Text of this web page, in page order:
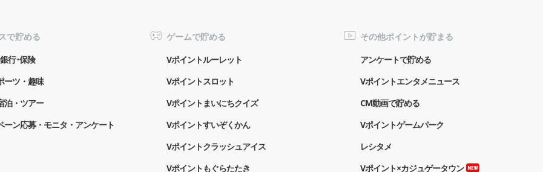
で貯める
行･保険
ーツ・趣味
泊・ツアー
ーン応募・モニタ・アンケート
ゲームで貯める
Vポイントルーレット
Vポイントスロット
Vポイントまいにちクイズ
Vポイントすいぞくかん
Vポイントクラッシュアイス
Vポイントもぐらたたき
その他ポイントが貯まる
アンケートで貯める
Vポイントエンタメニュース
CM動画で貯める
Vポイントゲームパーク
レシタメ
Vポイント×カジュゲータウン